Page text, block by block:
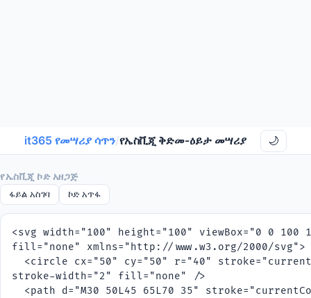
it365 የመሣሪያ ሳጥን/የኤስቪጂ ቅድመ-ዕይታ መሣሪያ 🌙
የኤስቪጂ ኮድ አዘጋጅ
ፋይል አስገባ ኮድ አጥፋ